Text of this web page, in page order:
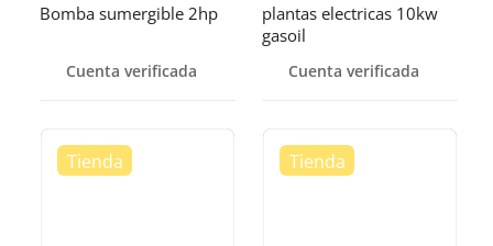
Bomba sumergible 2hp
Cuenta verificada
plantas electricas 10kw
gasoil
Cuenta verificada